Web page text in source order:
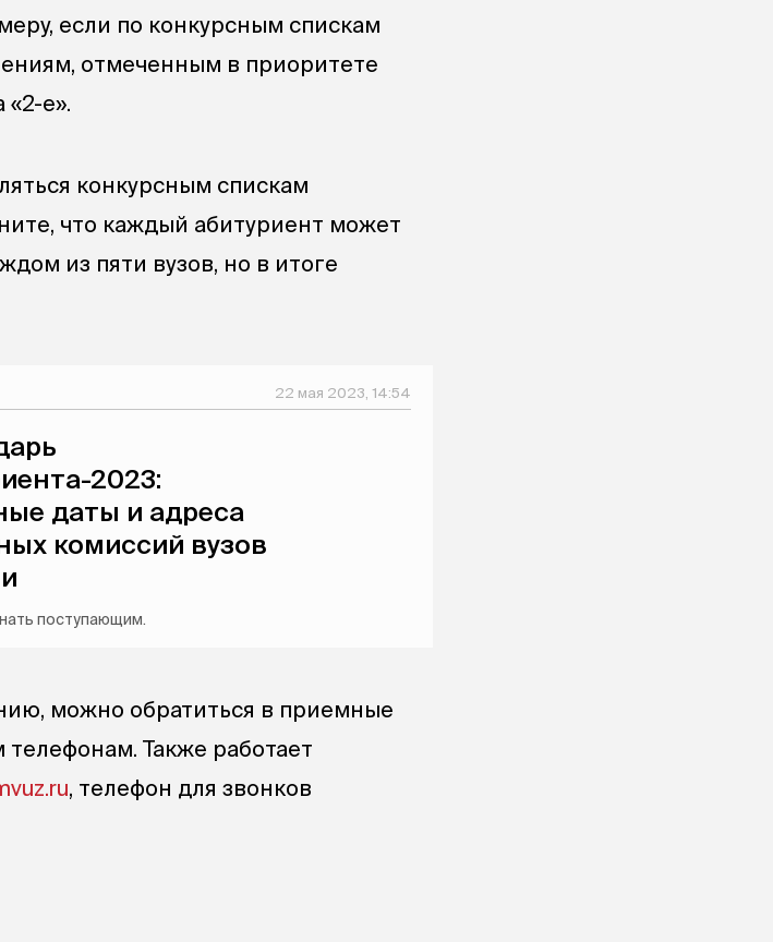
если по конкурсным спискам
отмеченным в приоритете
«2-е».
конкурсным спискам
что каждый абитуриент может
из пяти вузов, но в итоге
22 мая 2023, 14:54
2023:
даты и адреса
комиссий вузов
поступающим.
можно обратиться в приемные
Также работает
, телефон для звонков